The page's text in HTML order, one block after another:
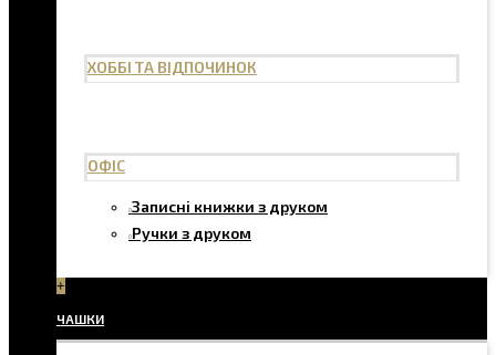
ХОББІ ТА ВІДПОЧИНОК
ОФІС
Записні книжки з друком
Ручки з друком
+
ЧАШКИ